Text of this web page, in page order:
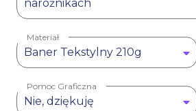
narożnikach
Materiał
Baner Tekstylny 210g
Pomoc Graficzna
Nie, dziękuję